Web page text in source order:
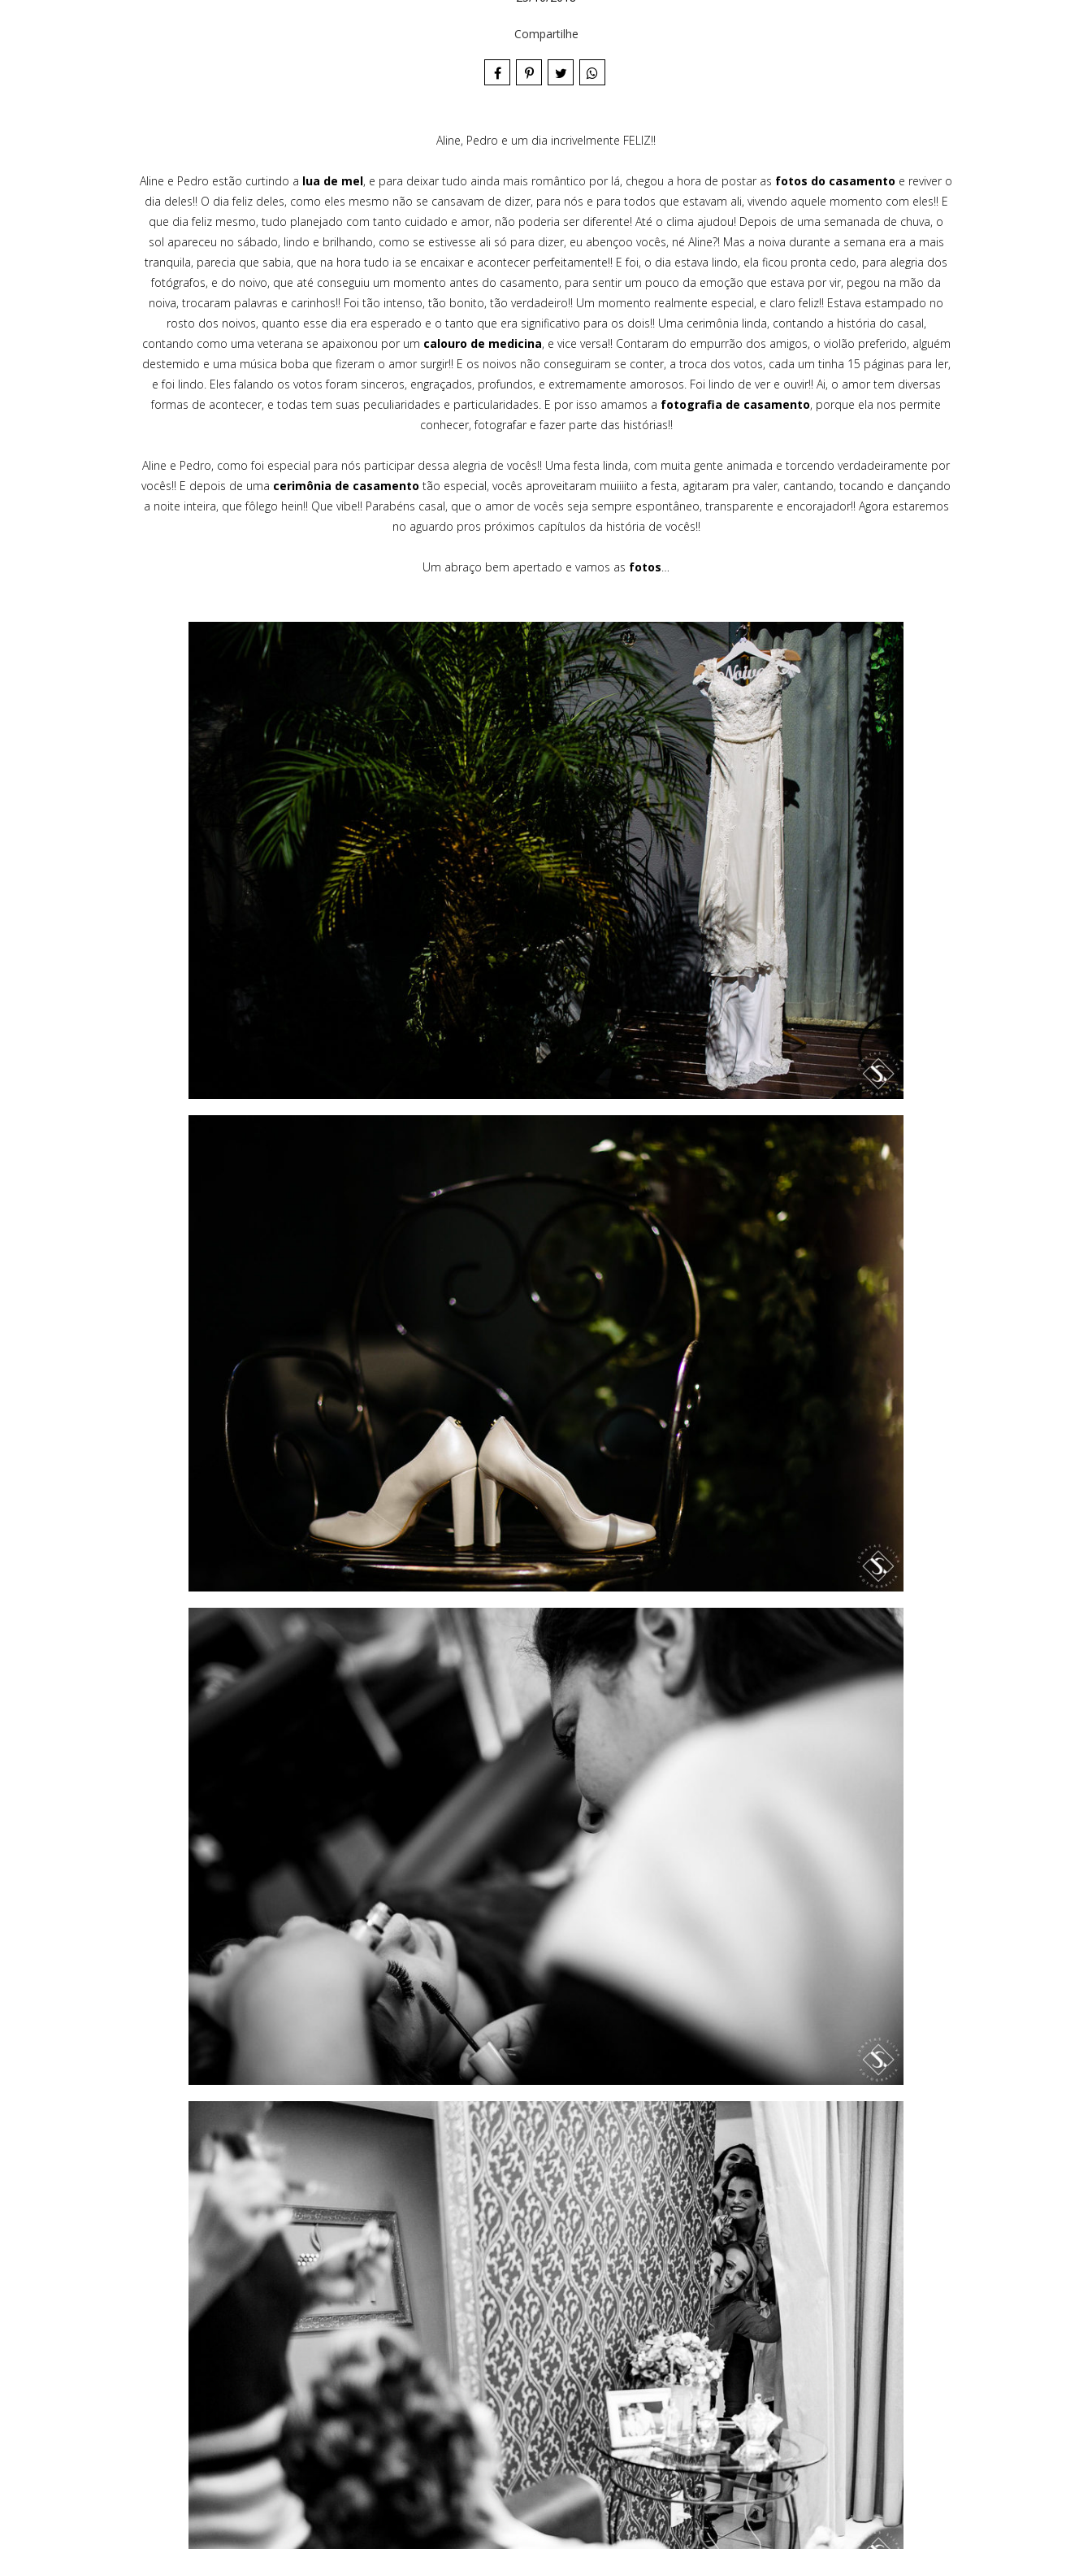
Compartilhe
Aline, Pedro e um dia incrivelmente FELIZ!!
Aline e Pedro estão curtindo a lua de mel, e para deixar tudo ainda mais romântico por lá, chegou a hora de postar as fotos do casamento e reviver o
dia deles!! O dia feliz deles, como eles mesmo não se cansavam de dizer, para nós e para todos que estavam ali, vivendo aquele momento com eles!! E
que dia feliz mesmo, tudo planejado com tanto cuidado e amor, não poderia ser diferente! Até o clima ajudou! Depois de uma semanada de chuva, o
sol apareceu no sábado, lindo e brilhando, como se estivesse ali só para dizer, eu abençoo vocês, né Aline?! Mas a noiva durante a semana era a mais
tranquila, parecia que sabia, que na hora tudo ia se encaixar e acontecer perfeitamente!! E foi, o dia estava lindo, ela ficou pronta cedo, para alegria dos
fotógrafos, e do noivo, que até conseguiu um momento antes do casamento, para sentir um pouco da emoção que estava por vir, pegou na mão da
noiva, trocaram palavras e carinhos!! Foi tão intenso, tão bonito, tão verdadeiro!! Um momento realmente especial, e claro feliz!! Estava estampado no
rosto dos noivos, quanto esse dia era esperado e o tanto que era significativo para os dois!! Uma cerimônia linda, contando a história do casal,
contando como uma veterana se apaixonou por um calouro de medicina, e vice versa!! Contaram do empurrão dos amigos, o violão preferido, alguém
destemido e uma música boba que fizeram o amor surgir!! E os noivos não conseguiram se conter, a troca dos votos, cada um tinha 15 páginas para ler,
e foi lindo. Eles falando os votos foram sinceros, engraçados, profundos, e extremamente amorosos. Foi lindo de ver e ouvir!! Ai, o amor tem diversas
formas de acontecer, e todas tem suas peculiaridades e particularidades. E por isso amamos a fotografia de casamento, porque ela nos permite
conhecer, fotografar e fazer parte das histórias!!
Aline e Pedro, como foi especial para nós participar dessa alegria de vocês!! Uma festa linda, com muita gente animada e torcendo verdadeiramente por
vocês!! E depois de uma cerimônia de casamento tão especial, vocês aproveitaram muiiiito a festa, agitaram pra valer, cantando, tocando e dançando
a noite inteira, que fôlego hein!! Que vibe!! Parabéns casal, que o amor de vocês seja sempre espontâneo, transparente e encorajador!! Agora estaremos
no aguardo pros próximos capítulos da história de vocês!!
Um abraço bem apertado e vamos as fotos…